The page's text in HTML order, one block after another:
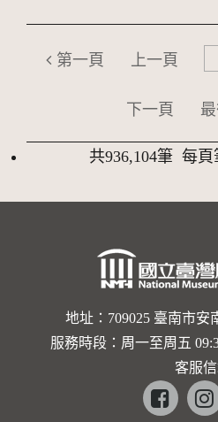
第一頁 上一頁
下一頁
共936,104筆 每頁
地址：709025 臺南市安
服務時段：周一至周五
客服